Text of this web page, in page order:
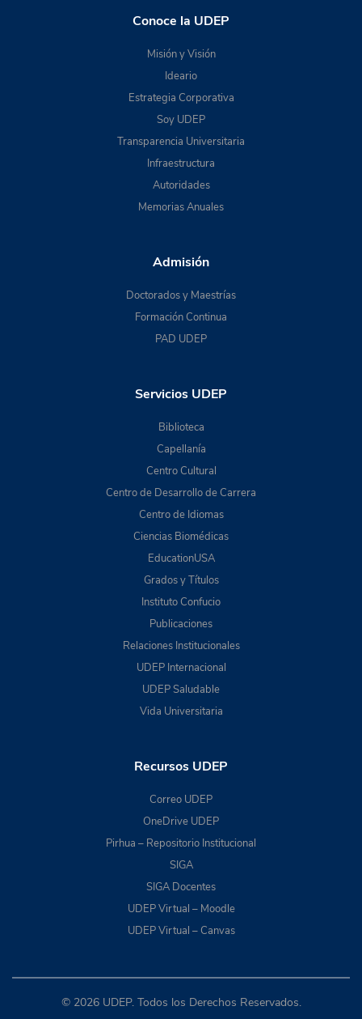
Conoce la UDEP
Misión y Visión
Ideario
Estrategia Corporativa
Soy UDEP
Transparencia Universitaria
Infraestructura
Autoridades
Memorias Anuales
Admisión
Doctorados y Maestrías
Formación Continua
PAD UDEP
Servicios UDEP
Biblioteca
Capellanía
Centro Cultural
Centro de Desarrollo de Carrera
Centro de Idiomas
Ciencias Biomédicas
EducationUSA
Grados y Títulos
Instituto Confucio
Publicaciones
Relaciones Institucionales
UDEP Internacional
UDEP Saludable
Vida Universitaria
Recursos UDEP
Correo UDEP
OneDrive UDEP
Pirhua – Repositorio Institucional
SIGA
SIGA Docentes
UDEP Virtual – Moodle
UDEP Virtual – Canvas
© 2026 UDEP. Todos los Derechos Reservados.